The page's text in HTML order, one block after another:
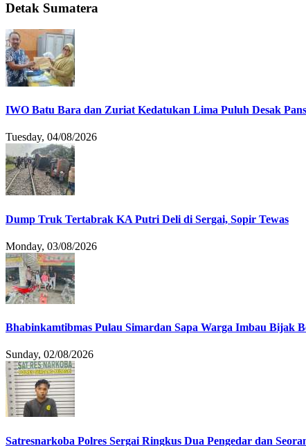
Detak Sumatera
IWO Batu Bara dan Zuriat Kedatukan Lima Puluh Desak
Tuesday, 04/08/2026
Dump Truk Tertabrak KA Putri Deli di Sergai, Sopir Tewas
Monday, 03/08/2026
Bhabinkamtibmas Pulau Simardan Sapa Warga Imbau Bijak
Sunday, 02/08/2026
Satresnarkoba Polres Sergai Ringkus Dua Pengedar dan